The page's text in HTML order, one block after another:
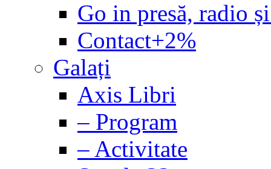
Go in presă, radio
Contact+2%
Galați
Axis Libri
– Program
– Activitate